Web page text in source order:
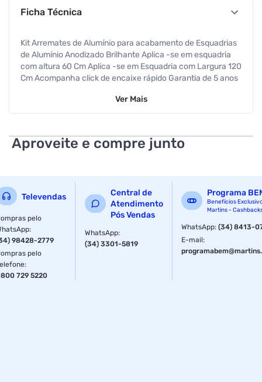
Ficha Técnica
Kit Arremates de Alumínio para acabamento de Esquadrias
de Alumínio Anodizado Brilhante Aplica -se em esquadria
com altura 60 Cm Aplica -se em Esquadria com Largura 120
Cm Acompanha click de encaixe rápido Garantia de 5 anos
Ver Mais
Aproveite e compre junto
Televendas
pelo
:
98428-2779
pelo
:
729 5220
Central de
Atendimento
Pós Vendas
WhatsApp:
(34) 3301-5819
Programa
Benefícios
Martins -
WhatsApp:(34) 8413-
E-mail: